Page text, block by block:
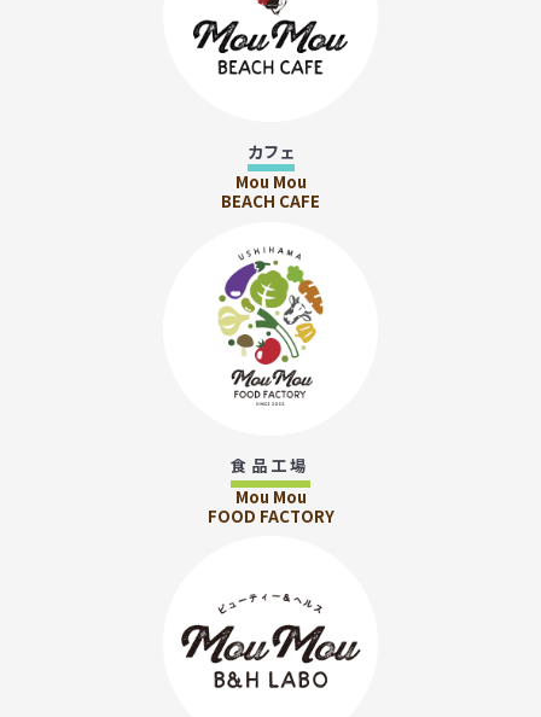
カフェ
Mou Mou
BEACH CAFE
食品工場
Mou Mou
FOOD FACTORY